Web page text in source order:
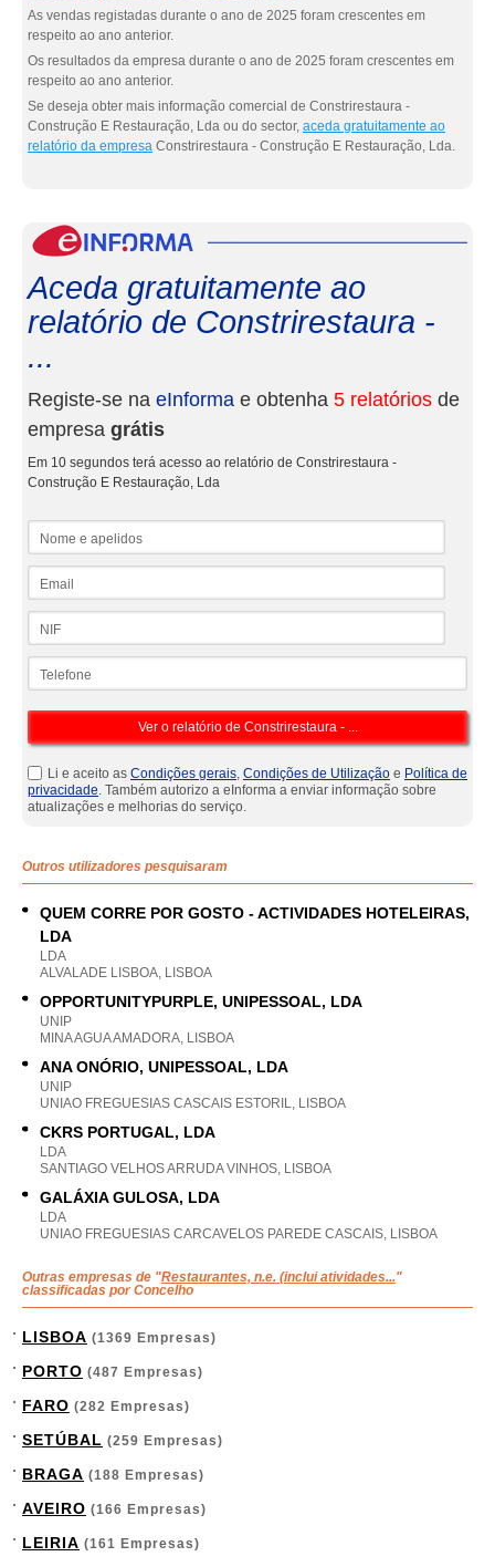
As vendas registadas durante o ano de 2025 foram crescentes em
respeito ao ano anterior.
Os resultados da empresa durante o ano de 2025 foram crescentes em
respeito ao ano anterior.
Se deseja obter mais informação comercial de Constrirestaura -
Construção E Restauração, Lda ou do sector, aceda gratuitamente ao
relatório da empresa Constrirestaura - Construção E Restauração, Lda.
Aceda gratuitamente ao
relatório de Constrirestaura -
...
Registe-se na eInforma e obtenha 5 relatórios de
empresa grátis
Em 10 segundos terá acesso ao relatório de Constrirestaura -
Construção E Restauração, Lda
Li e aceito as Condições gerais, Condições de Utilização e Política de
privacidade. Também autorizo a eInforma a enviar informação sobre
atualizações e melhorias do serviço.
Outros utilizadores pesquisaram
QUEM CORRE POR GOSTO - ACTIVIDADES HOTELEIRAS,
LDA
LDA
ALVALADE LISBOA, LISBOA
OPPORTUNITYPURPLE, UNIPESSOAL, LDA
UNIP
MINA AGUA AMADORA, LISBOA
ANA ONÓRIO, UNIPESSOAL, LDA
UNIP
UNIAO FREGUESIAS CASCAIS ESTORIL, LISBOA
CKRS PORTUGAL, LDA
LDA
SANTIAGO VELHOS ARRUDA VINHOS, LISBOA
GALÁXIA GULOSA, LDA
LDA
UNIAO FREGUESIAS CARCAVELOS PAREDE CASCAIS, LISBOA
Outras empresas de "Restaurantes, n.e. (inclui atividades..."
classificadas por Concelho
LISBOA (1369 Empresas)
PORTO (487 Empresas)
FARO (282 Empresas)
SETÚBAL (259 Empresas)
BRAGA (188 Empresas)
AVEIRO (166 Empresas)
LEIRIA (161 Empresas)